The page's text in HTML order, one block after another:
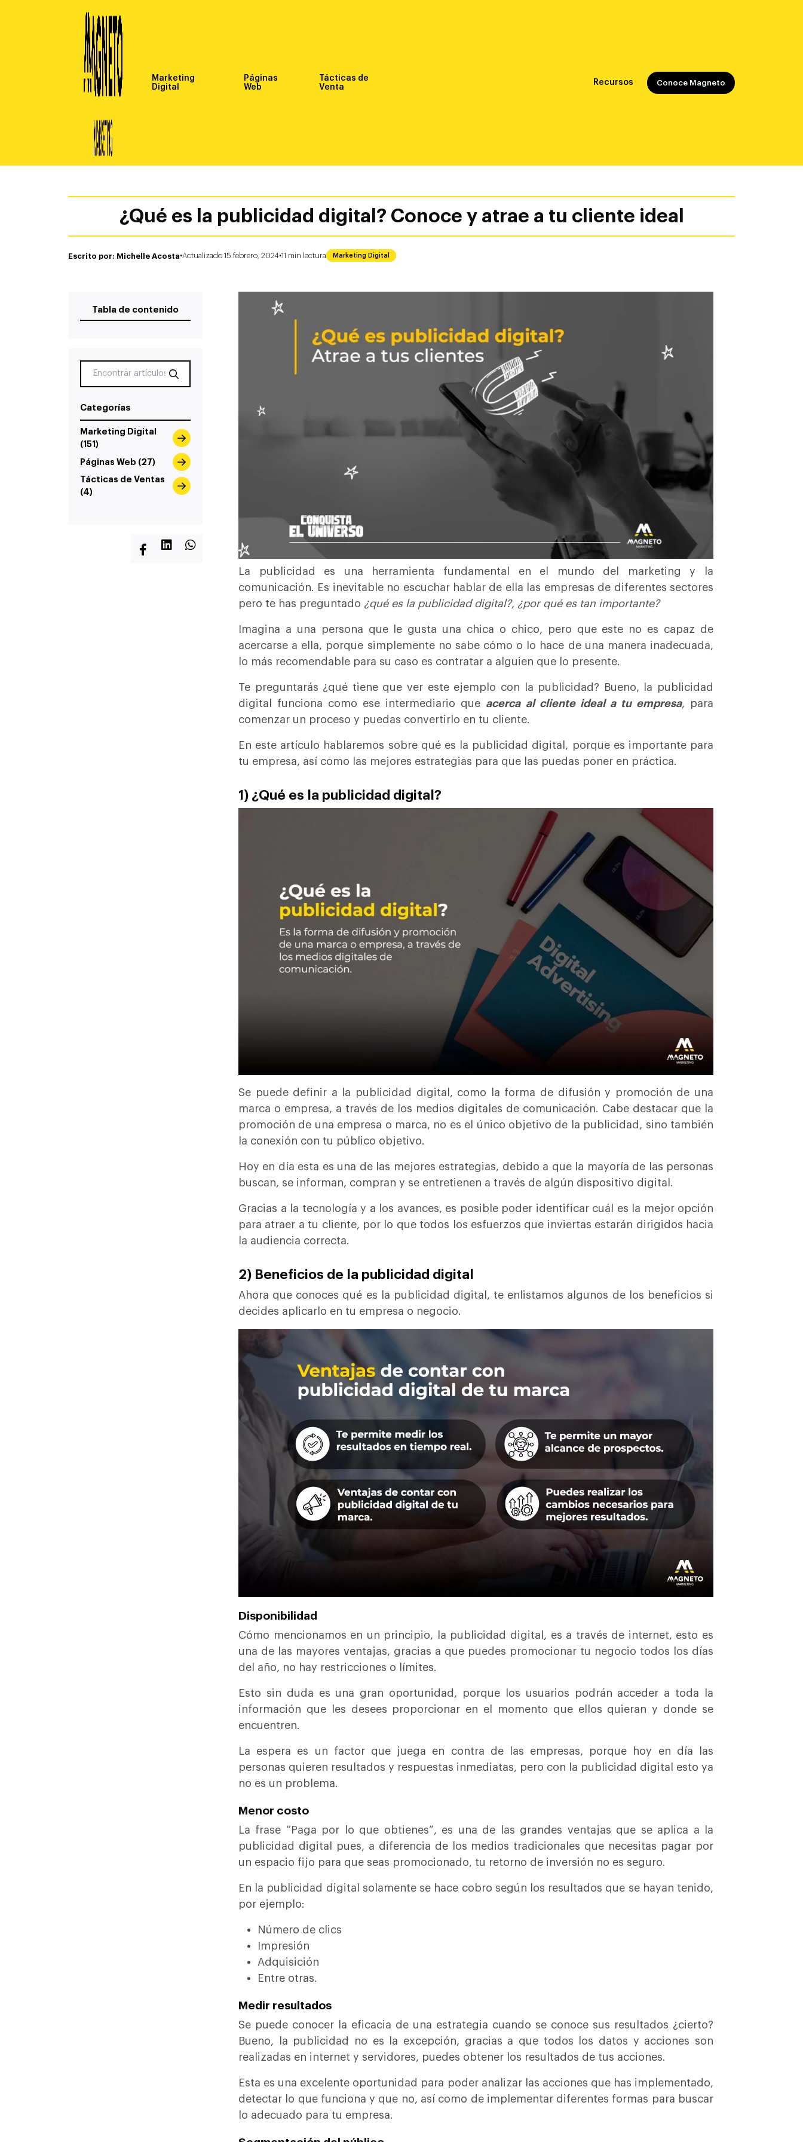
Marketing
Digital
Páginas
Web
Tácticas de
Venta
Recursos Conoce Magneto
¿Qué es la publicidad digital? Conoce y atrae a tu cliente ideal
Escrito por: Michelle Acosta·Actualizado 15 febrero, 2024·11 min lectura Marketing Digital
Tabla de contenido
Categorías
Marketing Digital
(151)
Páginas Web (27)
Tácticas de Ventas
(4)
La publicidad es una herramienta fundamental en el mundo del marketing y la
comunicación. Es inevitable no escuchar hablar de ella las empresas de diferentes sectores
pero te has preguntado ¿qué es la publicidad digital?, ¿por qué es tan importante?
Imagina a una persona que le gusta una chica o chico, pero que este no es capaz de
acercarse a ella, porque simplemente no sabe cómo o lo hace de una manera inadecuada,
lo más recomendable para su caso es contratar a alguien que lo presente.
Te preguntarás ¿qué tiene que ver este ejemplo con la publicidad? Bueno, la publicidad
digital funciona como ese intermediario que acerca al cliente ideal a tu empresa, para
comenzar un proceso y puedas convertirlo en tu cliente.
En este artículo hablaremos sobre qué es la publicidad digital, porque es importante para
tu empresa, así como las mejores estrategias para que las puedas poner en práctica.
1) ¿Qué es la publicidad digital?
Se puede definir a la publicidad digital, como la forma de difusión y promoción de una
marca o empresa, a través de los medios digitales de comunicación. Cabe destacar que la
promoción de una empresa o marca, no es el único objetivo de la publicidad, sino también
la conexión con tu público objetivo.
Hoy en día esta es una de las mejores estrategias, debido a que la mayoría de las personas
buscan, se informan, compran y se entretienen a través de algún dispositivo digital.
Gracias a la tecnología y a los avances, es posible poder identificar cuál es la mejor opción
para atraer a tu cliente, por lo que todos los esfuerzos que inviertas estarán dirigidos hacia
la audiencia correcta.
2) Beneficios de la publicidad digital
Ahora que conoces qué es la publicidad digital, te enlistamos algunos de los beneficios si
decides aplicarlo en tu empresa o negocio.
Disponibilidad
Cómo mencionamos en un principio, la publicidad digital, es a través de internet, esto es
una de las mayores ventajas, gracias a que puedes promocionar tu negocio todos los días
del año, no hay restricciones o límites.
Esto sin duda es una gran oportunidad, porque los usuarios podrán acceder a toda la
información que les desees proporcionar en el momento que ellos quieran y donde se
encuentren.
La espera es un factor que juega en contra de las empresas, porque hoy en día las
personas quieren resultados y respuestas inmediatas, pero con la publicidad digital esto ya
no es un problema.
Menor costo
La frase “Paga por lo que obtienes”, es una de las grandes ventajas que se aplica a la
publicidad digital pues, a diferencia de los medios tradicionales que necesitas pagar por
un espacio fijo para que seas promocionado, tu retorno de inversión no es seguro.
En la publicidad digital solamente se hace cobro según los resultados que se hayan tenido,
por ejemplo:
Número de clics
Impresión
Adquisición
Entre otras.
Medir resultados
Se puede conocer la eficacia de una estrategia cuando se conoce sus resultados ¿cierto?
Bueno, la publicidad no es la excepción, gracias a que todos los datos y acciones son
realizadas en internet y servidores, puedes obtener los resultados de tus acciones.
Esta es una excelente oportunidad para poder analizar las acciones que has implementado,
detectar lo que funciona y que no, así como de implementar diferentes formas para buscar
lo adecuado para tu empresa.